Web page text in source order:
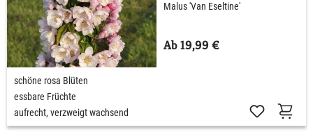
Malus 'Van Eseltine'
Ab 19,99 €
schöne rosa Blüten
essbare Früchte
aufrecht, verzweigt wachsend